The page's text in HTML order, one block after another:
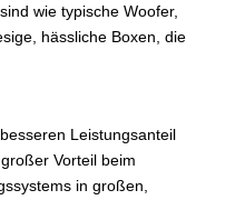
wie typische Woofer,
hässliche Boxen, die
Leistungsanteil
Vorteil beim
in großen,